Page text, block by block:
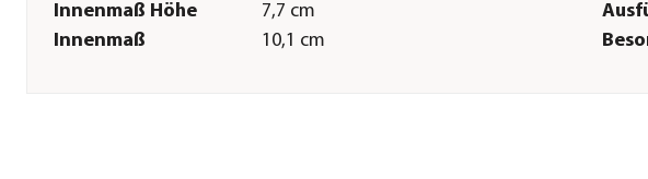
Innenmaß Höhe
7,7 cm
Innenmaß
10,1 cm